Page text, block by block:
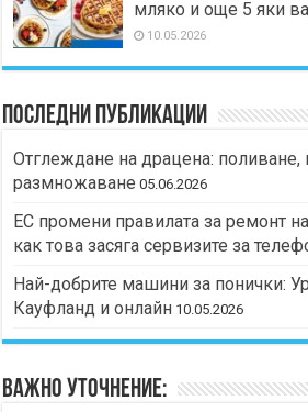
мляко и още 5 яки
10.05.2026
Последни публикации
Отглеждане на драцена: поливане,
размножаване 05.06.2026
ЕС промени правилата за ремонт
как това засяга сервизите за
Най-добрите машини за понички:
Кауфланд и онлайн 10.05.2026
Важно уточнение: